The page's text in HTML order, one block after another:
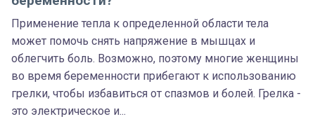
Применение тепла к определенной области тела
может помочь снять напряжение в мышцах и
облегчить боль. Возможно, поэтому многие женщины
во время беременности прибегают к использованию
грелки, чтобы избавиться от спазмов и болей. Грелка -
это электрическое и...